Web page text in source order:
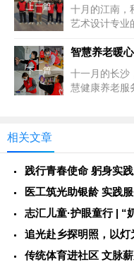
上一篇
十月的江南，
艺术设计专业
下一篇
十一月的长沙
慧健康养老服
相关文章
志汇儿童·护眼童行 | “
传统体育进社区 文脉